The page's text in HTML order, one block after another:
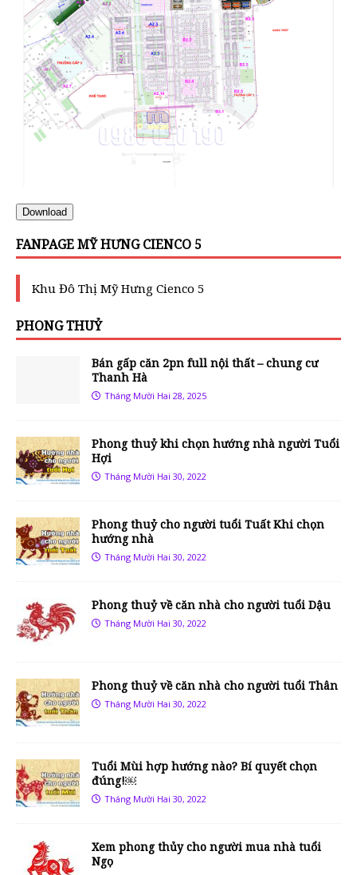
Download
FANPAGE MỸ HƯNG CIENCO 5
Khu Đô Thị Mỹ Hưng Cienco 5
PHONG THUỶ
Bán gấp căn 2pn full nội thất – chung cư
Thanh Hà
Tháng Mười Hai 28, 2025
Phong thuỷ khi chọn hướng nhà người Tuổi
Hợi
Tháng Mười Hai 30, 2022
Phong thuỷ cho người tuổi Tuất Khi chọn
hướng nhà
Tháng Mười Hai 30, 2022
Phong thuỷ về căn nhà cho người tuổi Dậu
Tháng Mười Hai 30, 2022
Phong thuỷ về căn nhà cho người tuổi Thân
Tháng Mười Hai 30, 2022
Tuổi Mùi hợp hướng nào? Bí quyết chọn
đúng!￼
Tháng Mười Hai 30, 2022
Xem phong thủy cho người mua nhà tuổi
Ngọ